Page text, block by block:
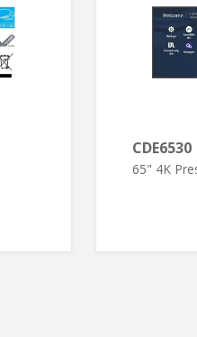
CDE6530
65" 4K